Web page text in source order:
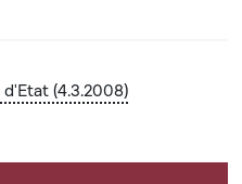
(4.3.2008)